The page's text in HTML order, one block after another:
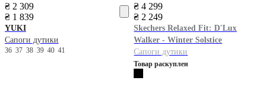
₴ 2 309
₴ 1 839
YUKI
Сапоги дутики
36 37 38 39 40 41
₴ 4 299
₴ 2 249
Skechers Relaxed Fit: D'Lux
Walker - Winter Solstice
Сапоги дутики
Товар раскуплен